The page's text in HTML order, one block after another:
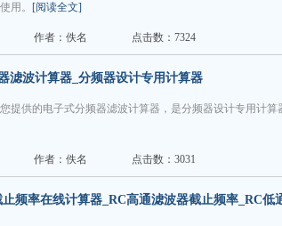
用。 [阅读全文]
作者：佚名 点击数：7324
滤波计算器_分频器设计专用计算器
提供的电子式分频器滤波计算器，是分频器设计专用计算
作者：佚名 点击数：3031
频率在线计算器_RC高通滤波器截止频率_RC低